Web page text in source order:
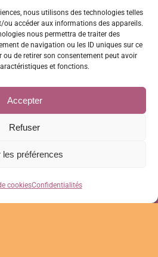
nous utilisons des technologies telles
ou accéder aux informations des appareils.
nous permettra de traiter des
de navigation ou les ID uniques sur ce
ou de retirer son consentement peut avoir
et fonctions.
Accepter
Refuser
les préférences
cookiesConfidentialités